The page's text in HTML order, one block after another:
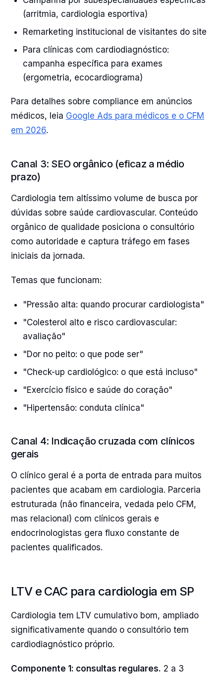
(arritmia, cardiologia esportiva)
Remarketing institucional de visitantes do site
Para clínicas com cardiodiagnóstico:
campanha específica para exames
(ergometria, ecocardiograma)
Para detalhes sobre compliance em anúncios
médicos, leia Google Ads para médicos e o CFM
em 2026.
Canal 3: SEO orgânico (eficaz a médio
prazo)
Cardiologia tem altíssimo volume de busca por
dúvidas sobre saúde cardiovascular. Conteúdo
orgânico de qualidade posiciona o consultório
como autoridade e captura tráfego em fases
iniciais da jornada.
Temas que funcionam:
"Pressão alta: quando procurar cardiologista"
"Colesterol alto e risco cardiovascular:
avaliação"
"Dor no peito: o que pode ser"
"Check-up cardiológico: o que está incluso"
"Exercício físico e saúde do coração"
"Hipertensão: conduta clínica"
Canal 4: Indicação cruzada com clínicos
gerais
O clínico geral é a porta de entrada para muitos
pacientes que acabam em cardiologia. Parceria
estruturada (não financeira, vedada pelo CFM,
mas relacional) com clínicos gerais e
endocrinologistas gera fluxo constante de
pacientes qualificados.
LTV e CAC para cardiologia em SP
Cardiologia tem LTV cumulativo bom, ampliado
significativamente quando o consultório tem
cardiodiagnóstico próprio.
Componente 1: consultas regulares. 2 a 3